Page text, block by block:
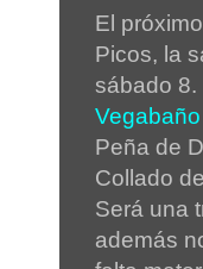
El
Picos, la
sábado
Vegabaño
Peña de
Collado
Será una
además